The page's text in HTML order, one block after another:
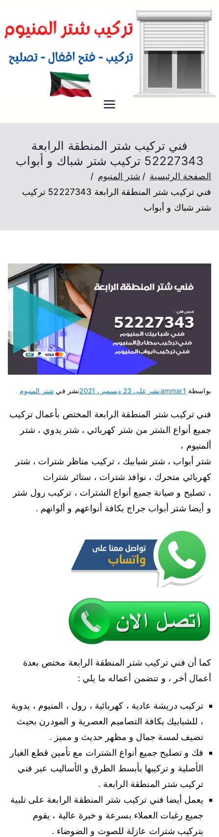
شتر
فني تركيب شتر المنيوم للكراج و
فني تركيب شتر المنطقة الرابعة
52227343 تركيب شتر شباك و أبواب
الصفحة الرئيسية
شتر المنيوم
فني تركيب شتر المنطقة الرابعة 52227343 تركيب
شتر شباك و أبواب
بواسطة ammar1نشر على 23 ديسمبر، 2021 نشر في شتر المنيوم
فني تركيب شتر المنطقة الرابعة المختص بأعمال تركيب
جميع أنواع الشتر من شتر كهربائي ، شتر يدوي ، شتر
ألمنيوم ،
شتر أبواب ، شتر شبابيك ، تركيب مناظر شترات ، شتر
كهربائي متحرك ، نوافذ شترات ، ستائر شترات
، تصليح و صيانة جميع أنواع الشترات ، تركيب رول شتر
و أيضا شتر أبواب جراج بكافة أنواعهم و ألوانهم .
كما أن فني تركيب شتر المنطقة الرابعة مختص بعدة
أعمال أخر ، و تتضمن أعماله ما يلي :
تركيب دريشة عادية ، كهربائية ، رول ، المنيوم ، يدوية
، للشبابيك بكافة التصاميم العصرية و المودرن بحيث
تضيف لمسة جمال و مظهر حديث و مميز .
فك و تصليح جميع أنواع الشترات مع تأمين قطع الغيار
الأصلية و تركيبها بأبسط الطرق و الأساليب عبر فني
تركيب شتر المنطقة الرابعة .
يعمل أيضا فني تركيب شتر المنطقة الرابعة على تلبية
جميع رغبات العملاء بسرعة و خبرة عالية ، يقوم
بتركيب شترات عازلة للصوت و الضوضاء .